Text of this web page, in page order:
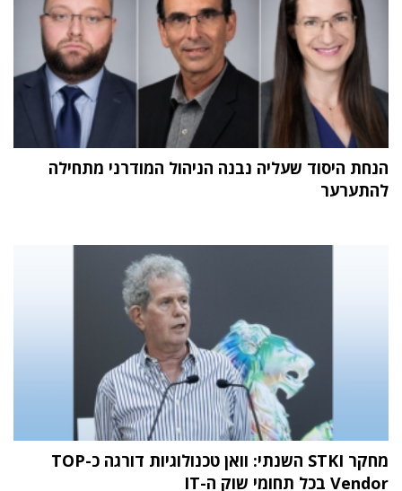
הנחת היסוד שעליה נבנה הניהול המודרני מתחילה
להתערער
מחקר STKI השנתי: וואן טכנולוגיות דורגה כ-TOP
Vendor בכל תחומי שוק ה-IT